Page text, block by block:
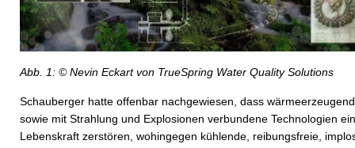
Abb. 1: © Nevin Eckart von TrueSpring Water Quality Solutions
Schauberger hatte offenbar nachgewiesen, dass
sowie mit Strahlung und Explosionen verbundene Technologien
Lebenskraft zerstören, wohingegen kühlende, reibungsfreie,